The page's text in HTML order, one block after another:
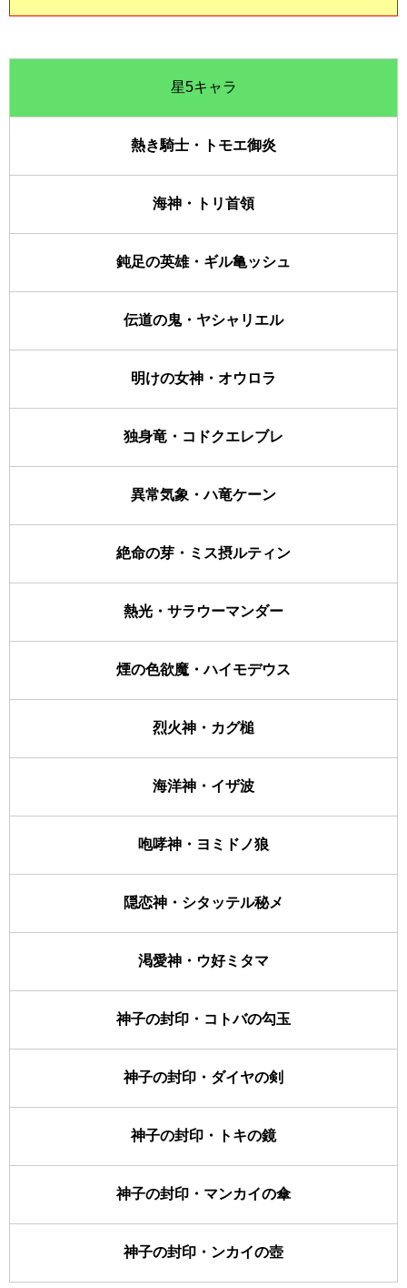
星5キャラ
熱き騎士・トモエ御炎
海神・トリ首領
鈍足の英雄・ギル亀ッシュ
伝道の鬼・ヤシャリエル
明けの女神・オウロラ
独身竜・コドクエレブレ
異常気象・ハ竜ケーン
絶命の芽・ミス摂ルティン
熱光・サラウーマンダー
煙の色欲魔・ハイモデウス
烈火神・カグ槌
海洋神・イザ波
咆哮神・ヨミドノ狼
隠恋神・シタッテル秘メ
渇愛神・ウ好ミタマ
神子の封印・コトバの勾玉
神子の封印・ダイヤの剣
神子の封印・トキの鏡
神子の封印・マンカイの傘
神子の封印・ンカイの壺